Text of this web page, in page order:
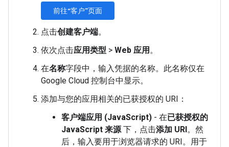
前往“客户”页面
点击创建客户端。
依次点击应用类型 > Web 应用 。
在名称字段中，输入凭据的名称。此名称仅在
Google Cloud 控制台中显示。
添加与您的应用相关的已获授权的 URI：
客户端应用 (JavaScript) - 在已获授权的
JavaScript 来源 下，点击添加 URI。然
后，输入要用于浏览器请求的 URI。用于